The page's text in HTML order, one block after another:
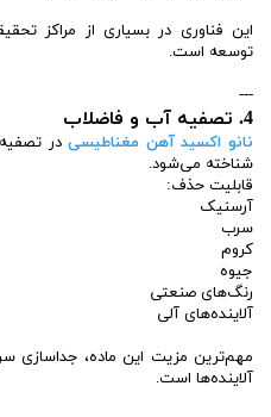
این فناوری در بسیاری از مراکز
توسعه است.
---
4. تصفیه آب و فاضلاب
نانو اکسید آهن مغناطیسیدر
شناخته می‌شود.
قابلیت حذف:
آرسنیک
سرب
کروم
جیوه
رنگ‌های صنعتی
آلاینده‌های آلی
مهم‌ترین مزیت این ماده، جداسازی
آلاینده‌ها است.